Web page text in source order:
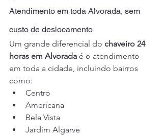
Atendimento em toda Alvorada, sem
custo de deslocamento
Um grande diferencial do chaveiro 24
horas em Alvorada é o atendimento
em toda a cidade, incluindo bairros
como:
Centro
Americana
Bela Vista
Jardim Algarve